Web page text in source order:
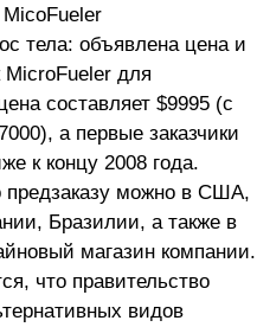
тела: объявлена цена и
MicroFueler для
составляет $9995 (с
а первые заказчики
к концу 2008 года.
предзаказу можно в США,
Бразилии, а также в
магазин компании.
что правительство
видов